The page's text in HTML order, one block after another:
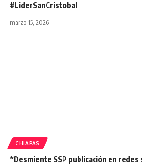
#LiderSanCristobal
marzo 15, 2026
CHIAPAS
*Desmiente SSP publicación en redes